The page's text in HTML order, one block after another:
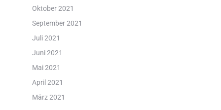
Oktober 2021
September 2021
Juli 2021
Juni 2021
Mai 2021
April 2021
März 2021